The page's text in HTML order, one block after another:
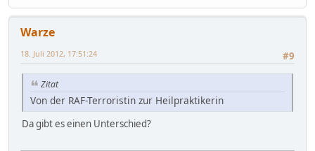
Warze
#9
18. Juli 2012, 17:51:24
Zitat
Von der RAF-Terroristin zur Heilpraktikerin
Da gibt es einen Unterschied?